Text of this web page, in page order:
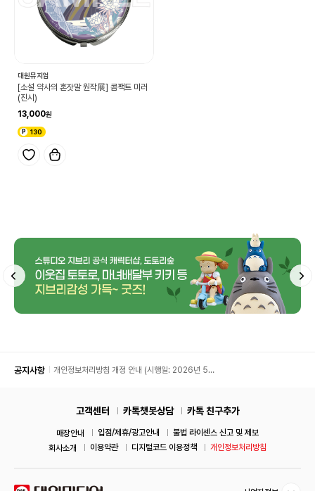
대원뮤지엄
[소설 약사의 혼잣말 원작展] 콤팩트 미러
(진시)
13,000
130
공지사항
개인정보처리방침 개정 안내 (시행일: 2026년 5월
고객센터 카톡챗봇상담 카톡 친구추가
매장안내 입점/제휴/광고안내
불법 라이센스 신고 및 제보
회사소개
이용약관 디지털코드 이용정책 개인정보처리방침